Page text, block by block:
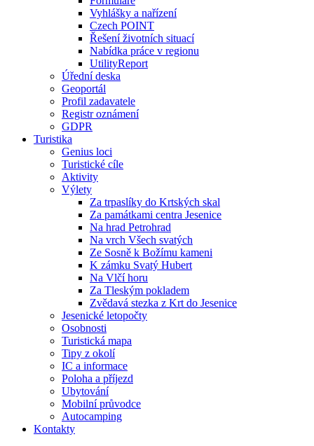
Vyhlášky a nařízení
Czech POINT
Řešení životních situací
Nabídka práce v regionu
UtilityReport
Úřední deska
Geoportál
Profil zadavatele
Registr oznámení
GDPR
Turistika
Genius loci
Turistické cíle
Aktivity
Výlety
Za trpaslíky do Krtských skal
Za památkami centra Jesenice
Na hrad Petrohrad
Na vrch Všech svatých
Ze Sosně k Božímu kameni
K zámku Svatý Hubert
Na Vlčí horu
Za Tleským pokladem
Zvědavá stezka z Krt do Jesenice
Jesenické letopočty
Osobnosti
Turistická mapa
Tipy z okolí
IC a informace
Poloha a příjezd
Ubytování
Mobilní průvodce
Autocamping
Kontakty